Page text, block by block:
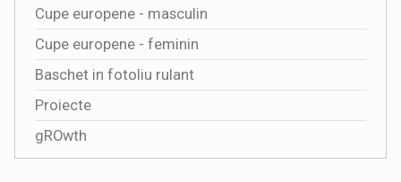
Cupe europene - masculin
Cupe europene - feminin
Baschet in fotoliu rulant
Proiecte
gROwth